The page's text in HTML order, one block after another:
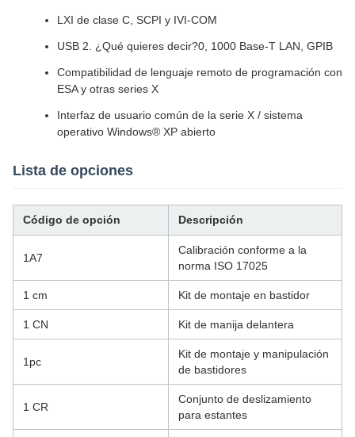
LXI de clase C, SCPI y IVI-COM
USB 2. ¿Qué quieres decir?0, 1000 Base-T LAN, GPIB
Compatibilidad de lenguaje remoto de programación con
ESA y otras series X
Interfaz de usuario común de la serie X / sistema
operativo Windows® XP abierto
Lista de opciones
Código de opción Descripción
1A7
Calibración conforme a la
norma ISO 17025
1 cm Kit de montaje en bastidor
1 CN Kit de manija delantera
1pc
Kit de montaje y manipulación
de bastidores
1 CR
Conjunto de deslizamiento
para estantes